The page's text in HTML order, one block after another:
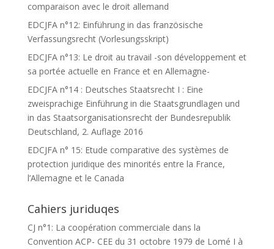
comparaison avec le droit allemand
EDCJFA n°12: Einführung in das französische
Verfassungsrecht (Vorlesungsskript)
EDCJFA n°13: Le droit au travail -son développement et
sa portée actuelle en France et en Allemagne-
EDCJFA n°14 : Deutsches Staatsrecht I : Eine
zweisprachige Einführung in die Staatsgrundlagen und
in das Staatsorganisationsrecht der Bundesrepublik
Deutschland, 2. Auflage 2016
EDCJFA n° 15: Etude comparative des systèmes de
protection juridique des minorités entre la France,
l’Allemagne et le Canada
Cahiers juriduqes
CJ n°1: La coopération commerciale dans la
Convention ACP- CEE du 31 octobre 1979 de Lomé I à